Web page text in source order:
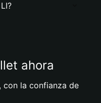
ahora
con la confianza de